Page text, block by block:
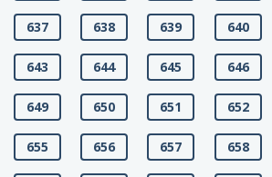
637 638 639 640
643 644 645 646
649 650 651 652
655 656 657 658